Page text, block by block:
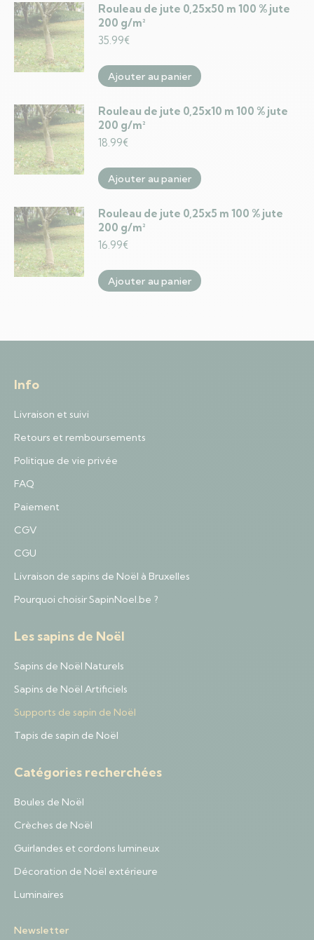
Rouleau de jute 0,25x50 m 100 % jute
200 g/m²
35.99€
Ajouter au panier
Rouleau de jute 0,25x10 m 100 % jute
200 g/m²
18.99€
Ajouter au panier
Rouleau de jute 0,25x5 m 100 % jute
200 g/m²
16.99€
Ajouter au panier
Info
Livraison et suivi
Retours et remboursements
Politique de vie privée
FAQ
Paiement
CGV
CGU
Livraison de sapins de Noël à Bruxelles
Pourquoi choisir SapinNoel.be ?
Les sapins de Noël
Sapins de Noël Naturels
Sapins de Noël Artificiels
Supports de sapin de Noël
Tapis de sapin de Noël
Catégories recherchées
Boules de Noël
Crèches de Noël
Guirlandes et cordons lumineux
Décoration de Noël extérieure
Luminaires
Newsletter